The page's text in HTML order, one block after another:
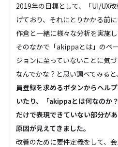
2019年の目標として、「UI/UX
げており、それにとりかかる前
作倉と一緒に様々な分析を実施し
そのなかで「akippaとは」のペ
ジョンに至っていないことに気づ
なんでかな？と思い調べてみると、
員登録を求めるボタンからヘル
いたり、「akippaとは何なのか
だけで表現できていない部分が
原因が見えてきました。
改善のために要件定義をして、